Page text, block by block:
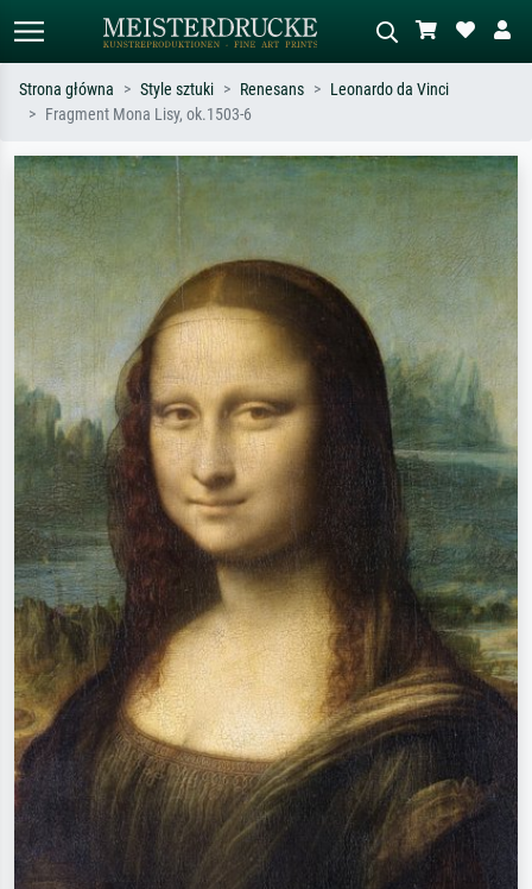
Szukaj wg artysty, tytułu lub stylu – np.
Monet, Gwiaździsta noc,
impresjonizm, fala Hokusaia, akt.
Opisz scenę – np. zielona łąka,
abstrakcja z czerwienią, ciemny olej,
stojący akt obok drzewa.
Strona główna Style sztuki Renesans
Leonardo da Vinci
Fragment Mona Lisy, ok.1503-6